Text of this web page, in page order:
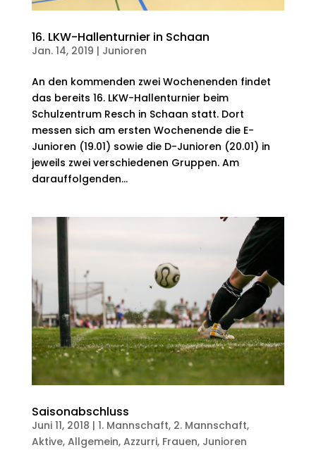
16. LKW-Hallenturnier in Schaan
Jan. 14, 2019 | Junioren
An den kommenden zwei Wochenenden findet
das bereits 16. LKW-Hallenturnier beim
Schulzentrum Resch in Schaan statt. Dort
messen sich am ersten Wochenende die E-
Junioren (19.01) sowie die D-Junioren (20.01) in
jeweils zwei verschiedenen Gruppen. Am
darauffolgenden...
Saisonabschluss
Juni 11, 2018 | 1. Mannschaft, 2. Mannschaft,
Aktive, Allgemein, Azzurri, Frauen, Junioren